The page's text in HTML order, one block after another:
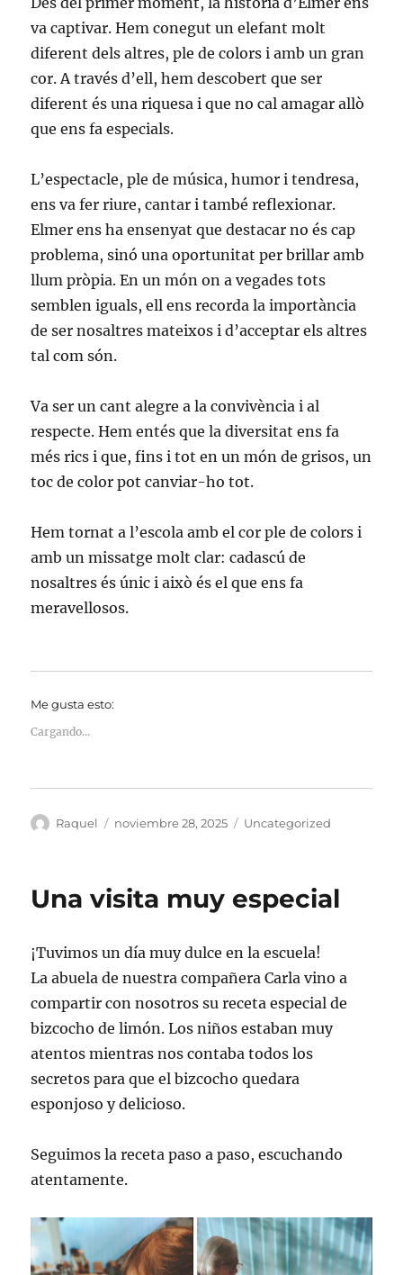
va captivar. Hem conegut un elefant molt
diferent dels altres, ple de colors i amb un gran
cor. A través d’ell, hem descobert que ser
diferent és una riquesa i que no cal amagar allò
que ens fa especials.
L’espectacle, ple de música, humor i tendresa,
ens va fer riure, cantar i també reflexionar.
Elmer ens ha ensenyat que destacar no és cap
problema, sinó una oportunitat per brillar amb
llum pròpia. En un món on a vegades tots
semblen iguals, ell ens recorda la importància
de ser nosaltres mateixos i d’acceptar els altres
tal com són.
Va ser un cant alegre a la convivència i al
respecte. Hem entés que la diversitat ens fa
més rics i que, fins i tot en un món de grisos, un
toc de color pot canviar-ho tot.
Hem tornat a l’escola amb el cor ple de colors i
amb un missatge molt clar: cadascú de
nosaltres és únic i això és el que ens fa
meravellosos.
Me gusta esto:
Cargando...
Autor
Raquel
Publicado
noviembre 28, 2025 Categorías
Uncategorized
Una visita muy especial
¡Tuvimos un día muy dulce en la escuela!
La abuela de nuestra compañera Carla vino a
compartir con nosotros su receta especial de
bizcocho de limón. Los niños estaban muy
atentos mientras nos contaba todos los
secretos para que el bizcocho quedara
esponjoso y delicioso.
Seguimos la receta paso a paso, escuchando
atentamente.